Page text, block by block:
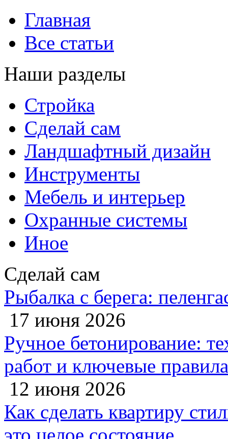
Главная
Все статьи
Наши разделы
Стройка
Сделай сам
Ландшафтный дизайн
Инструменты
Мебель и интерьер
Охранные системы
Иное
Сделай сам
Рыбалка с берега:
17 июня 2026
Ручное бетонирование:
работ и ключевые правила
12 июня 2026
Как сделать квартиру